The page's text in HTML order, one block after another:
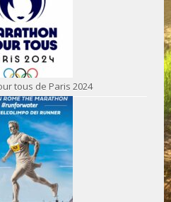
tous de Paris 2024